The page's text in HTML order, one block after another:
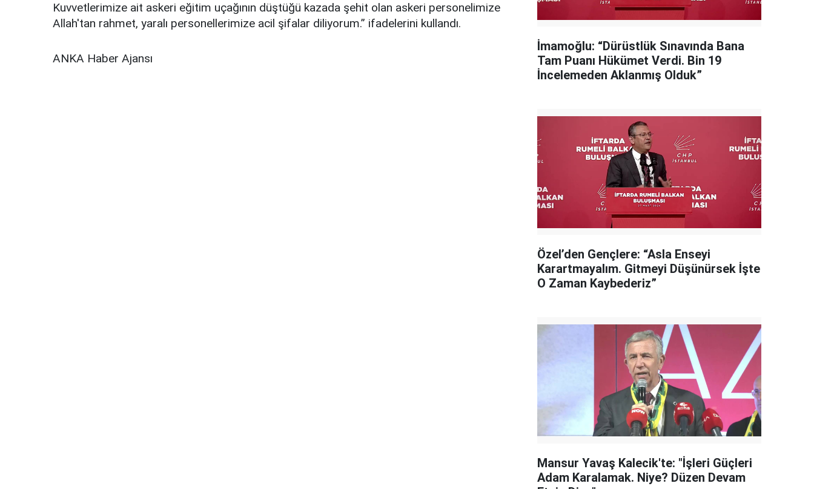
Kuvvetlerimize ait askeri eğitim uçağının düştüğü kazada şehit olan askeri personelimize
Allah'tan rahmet, yaralı personellerimize acil şifalar diliyorum.” ifadelerini kullandı.
ANKA Haber Ajansı
İmamoğlu: “Dürüstlük Sınavında Bana
Tam Puanı Hükümet Verdi. Bin 19
İncelemeden Aklanmış Olduk”
Özel’den Gençlere: “Asla Enseyi
Karartmayalım. Gitmeyi Düşünürsek İşte
O Zaman Kaybederiz”
Mansur Yavaş Kalecik'te: "İşleri Güçleri
Adam Karalamak. Niye? Düzen Devam